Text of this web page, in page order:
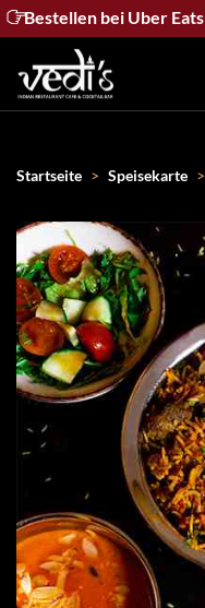
Bestellen bei Uber Eats
Startseite Speisekarte
Startseite
Speisekarte
Kontakt
Buchung
Entdecken
Geschenkkarten
Stellenangebote
Impressum
Datenschutz
FAQs